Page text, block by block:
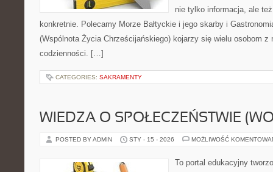
nie tylko informacja, ale
konkretnie. Polecamy Morze Bałtyckie i jego skarby i
(Wspólnota Życia Chrześcijańskiego) kojarzy się wielu osobom z
codzienności. […]
CATEGORIES: SAKRAMENTY
WIEDZA O SPOŁECZEŃSTWIE
POSTED BY ADMIN STY - 15 - 2026 MOŻLIWOŚĆ
To portal edukacyjny